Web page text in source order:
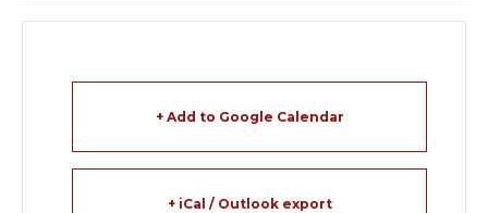
+ Add to Google Calendar
+ iCal / Outlook export